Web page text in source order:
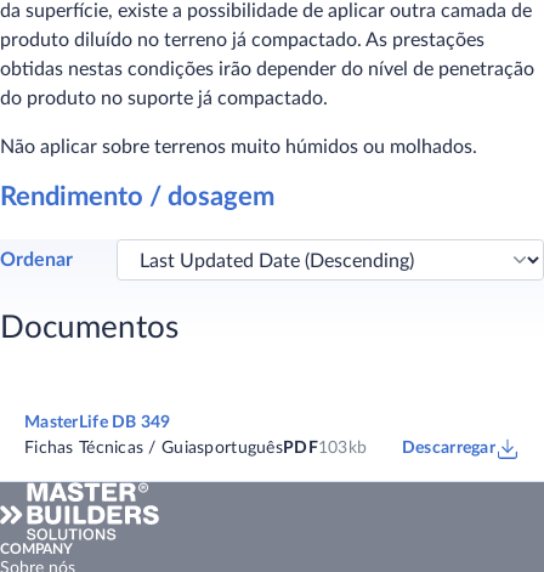
da superfície, existe a possibilidade de aplicar outra camada de
produto diluído no terreno já compactado. As prestações
obtidas nestas condições irão depender do nível de penetração
do produto no suporte já compactado.
Não aplicar sobre terrenos muito húmidos ou molhados.
Rendimento / dosagem
Ordenar
Documentos
MasterLife DB 349
Fichas Técnicas / GuiasportuguêsPDF103kb Descarregar
COMPANY
Sobre nós